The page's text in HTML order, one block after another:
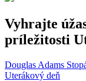
Vyhrajte
príležitosti
Douglas Adams
Uterákový deň